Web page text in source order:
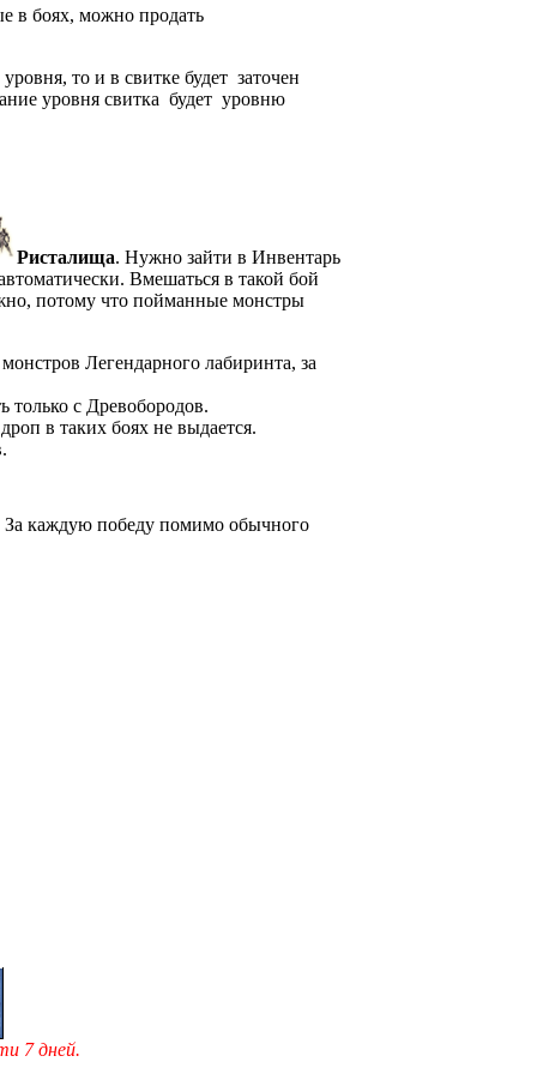
в боях, можно продать
то и в свитке будет заточен
уровня свитка будет уровню
Ристалища. Нужно зайти в Инвентарь
Вмешаться в такой бой
потому что пойманные монстры
Легендарного лабиринта, за
с Древобородов.
в таких боях не выдается.
За каждую победу помимо обычного
7 дней.